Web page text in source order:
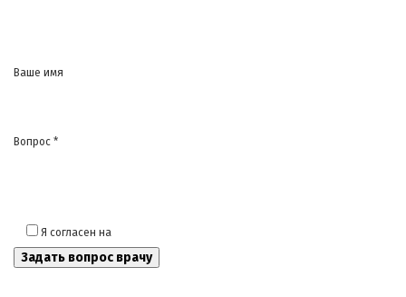
Ваше имя
Вопрос *
Я согласен на